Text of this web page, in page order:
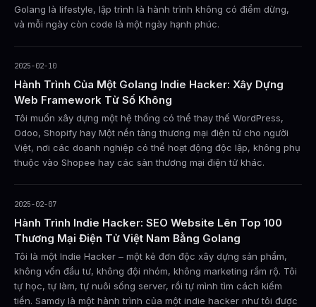
Golang là lifestyle, lập trình là hành trình không có điểm dừng,
và mỗi ngày còn code là một ngày hạnh phúc.
2025-02-10
Hành Trình Của Một Golang Indie Hacker: Xây Dựng
Web Framework Từ Số Không
Tôi muốn xây dựng một hệ thống có thể thay thế WordPress,
Odoo, Shopify hay Một nền tảng thương mại điện tử cho người
Việt, nơi các doanh nghiệp có thể hoạt động độc lập, không phụ
thuộc vào Shopee hay các sàn thương mại điện tử khác.
2025-02-07
Hành Trình Indie Hacker: SEO Website Lên Top 100
Thương Mại Điện Tử Việt Nam Bằng Golang
Tôi là một Indie Hacker – một kẻ đơn độc xây dựng sản phẩm,
không vốn đầu tư, không đội nhóm, không marketing rầm rộ. Tôi
tự học, tự làm, tự nuôi sống server, rồi tự mình tìm cách kiếm
tiền. Samdy là một hành trình của một indie hacker như tôi được